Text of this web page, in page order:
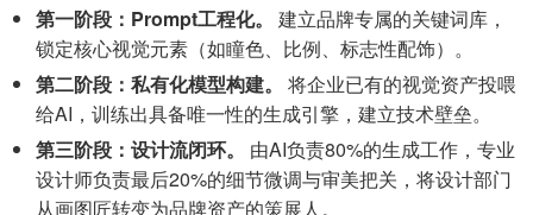
第一阶段：Prompt工程化。
建立品牌专属的关键词库，
锁定核心视觉元素（如瞳色、比例、标志性配饰）。
第二阶段：私有化模型构建。
将企业已有的视觉资产投喂
给AI，训练出具备唯一性的生成引擎，建立技术壁垒。
第三阶段：设计流闭环。
由AI负责80%的生成工作，专业
设计师负责最后20%的细节微调与审美把关，将设计部门
从画图匠转变为品牌资产的策展人。